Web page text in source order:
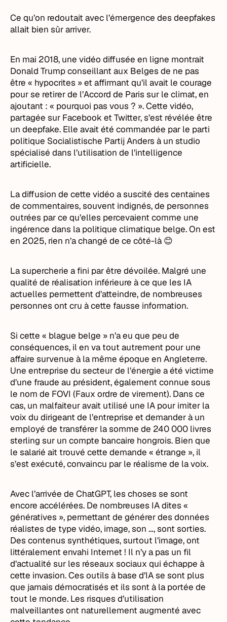
Ce qu’on redoutait avec l’émergence des deepfakes
allait bien sûr arriver.
En mai 2018, une vidéo diffusée en ligne montrait
Donald Trump conseillant aux Belges de ne pas
être « hypocrites » et affirmant qu’il avait le courage
pour se retirer de l’Accord de Paris sur le climat, en
ajoutant : « pourquoi pas vous ? ». Cette vidéo,
partagée sur Facebook et Twitter, s’est révélée être
un deepfake. Elle avait été commandée par le parti
politique Socialistische Partij Anders à un studio
spécialisé dans l’utilisation de l’intelligence
artificielle.
La diffusion de cette vidéo a suscité des centaines
de commentaires, souvent indignés, de personnes
outrées par ce qu’elles percevaient comme une
ingérence dans la politique climatique belge. On est
en 2025, rien n’a changé de ce côté-là 😊
La supercherie a fini par être dévoilée. Malgré une
qualité de réalisation inférieure à ce que les IA
actuelles permettent d’atteindre, de nombreuses
personnes ont cru à cette fausse information.
Si cette « blague belge » n’a eu que peu de
conséquences, il en va tout autrement pour une
affaire survenue à la même époque en Angleterre.
Une entreprise du secteur de l’énergie a été victime
d’une fraude au président, également connue sous
le nom de FOVI (Faux ordre de virement). Dans ce
cas, un malfaiteur avait utilisé une IA pour imiter la
voix du dirigeant de l’entreprise et demander à un
employé de transférer la somme de 240 000 livres
sterling sur un compte bancaire hongrois. Bien que
le salarié ait trouvé cette demande « étrange », il
s’est exécuté, convaincu par le réalisme de la voix.
Avec l’arrivée de ChatGPT, les choses se sont
encore accélérées. De nombreuses IA dites «
génératives », permettant de générer des données
réalistes de type vidéo, image, son …, sont sorties.
Des contenus synthétiques, surtout l’image, ont
littéralement envahi Internet ! Il n’y a pas un fil
d’actualité sur les réseaux sociaux qui échappe à
cette invasion. Ces outils à base d’IA se sont plus
que jamais démocratisés et ils sont à la portée de
tout le monde. Les risques d’utilisation
malveillantes ont naturellement augmenté avec